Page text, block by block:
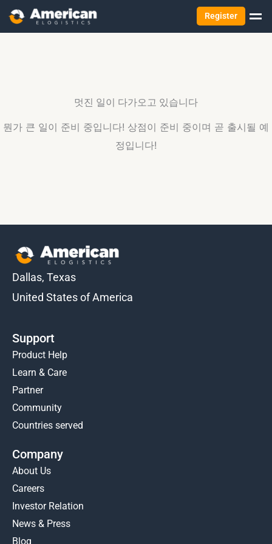
Register
멋진 일이 다가오고 있습니다
뭔가 큰 일이 준비 중입니다! 상점이 준비 중이며 곧 출시될 예
정입니다!
Dallas, Texas
United States of America
Support
Product Help
Learn & Care
Partner
Community
Countries served
Company
About Us
Careers
Investor Relation
News & Press
Blog